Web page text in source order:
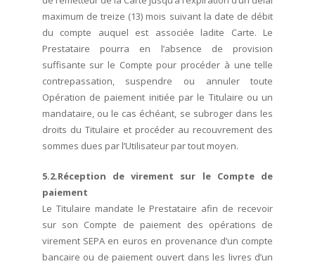
maximum de treize (13) mois suivant la date de débit
du compte auquel est associée ladite Carte. Le
Prestataire pourra en l’absence de provision
suffisante sur le Compte pour procéder à une telle
contrepassation, suspendre ou annuler toute
Opération de paiement initiée par le Titulaire ou un
mandataire, ou le cas échéant, se subroger dans les
droits du Titulaire et procéder au recouvrement des
sommes dues par l’Utilisateur par tout moyen.
5.2.Réception de virement sur le Compte de
paiement
Le Titulaire mandate le Prestataire afin de recevoir
sur son Compte de paiement des opérations de
virement SEPA en euros en provenance d’un compte
bancaire ou de paiement ouvert dans les livres d’un